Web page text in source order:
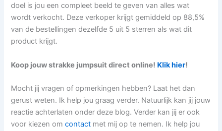
doel is jou een compleet beeld te geven van alles wat
wordt verkocht. Deze verkoper krijgt gemiddeld op 88,5%
van de bestellingen dezelfde 5 uit 5 sterren als wat dit
product krijgt.
Koop jouw strakke jumpsuit direct online! Klik hier!
Mocht jij vragen of opmerkingen hebben? Laat het dan
gerust weten. Ik help jou graag verder. Natuurlijk kan jij jouw
reactie achterlaten onder deze blog. Verder kan jij er ook
voor kiezen omcontact met mij op te nemen. Ik help jou